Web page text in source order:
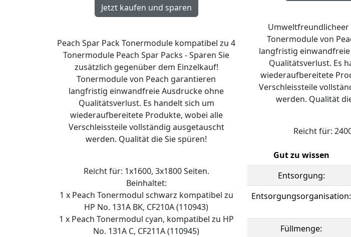
Peach Spar Pack Tonermodule kompatibel zu 4
Tonermodule Peach Spar Packs - Sparen Sie
zusätzlich gegenüber dem Einzelkauf!
Tonermodule von Peach garantieren
langfristig einwandfreie Ausdrucke ohne
Qualitätsverlust. Es handelt sich um
wiederaufbereitete Produkte, wobei alle
Verschleissteile vollständig ausgetauscht
werden. Qualität die Sie spüren!
Reicht für: 1x1600, 3x1800 Seiten.
Beinhaltet:
1 x Peach Tonermodul schwarz kompatibel zu
HP No. 131A BK, CF210A (110943)
1 x Peach Tonermodul cyan, kompatibel zu HP
No. 131A C, CF211A (110945)
Umweltfreundlicheer
Tonermodule von
langfristig
Qualitätsverlust. Es
wiederaufbereitete
Verschleissteile
werden. Qualität
Reicht für:
Gut zu wissen
Entsorgung:
Entsorgungsorganisation:
Füllmenge: